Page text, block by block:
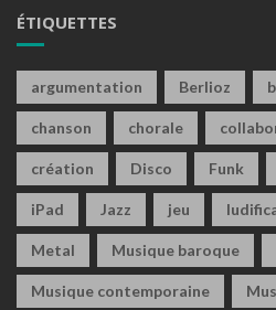
ÉTIQUETTES
argumentation Berlioz
chanson chorale
création Disco Funk
iPad Jazz jeu
Metal Musique baroque
Musique contemporaine